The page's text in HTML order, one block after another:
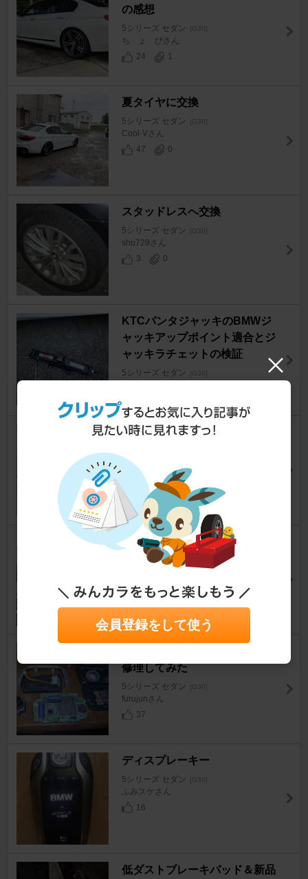
の感想
5シリーズ セダン [G30]
ち ょ びさん
24
1
夏タイヤに交換
5シリーズ セダン [G30]
Cool-Vさん
47
0
スタッドレスへ交換
5シリーズ セダン [G30]
shu729さん
3
0
KTCパンタジャッキのBMWジ
ャッキアップポイント適合とジ
ャッキラチェットの検証
5シリーズ セダン [G30]
夏タイヤ→冬タイヤ
＋TETSU－さん
10
0
冷却水補充（クーラント）
5シリーズ セダン
25
修理してみた
5シリーズ セダン [G30]
furujunさん
37
ディスプレーキー
5シリーズ セダン [G30]
ふみスケさん
16
低ダストブレーキパッド＆新品
会員登録をして使う